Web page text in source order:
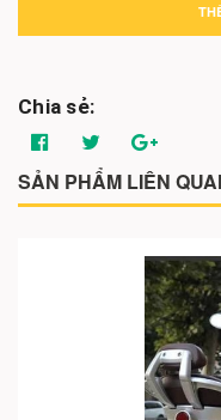
Chia sẻ:
SẢN PHẨM LIÊN